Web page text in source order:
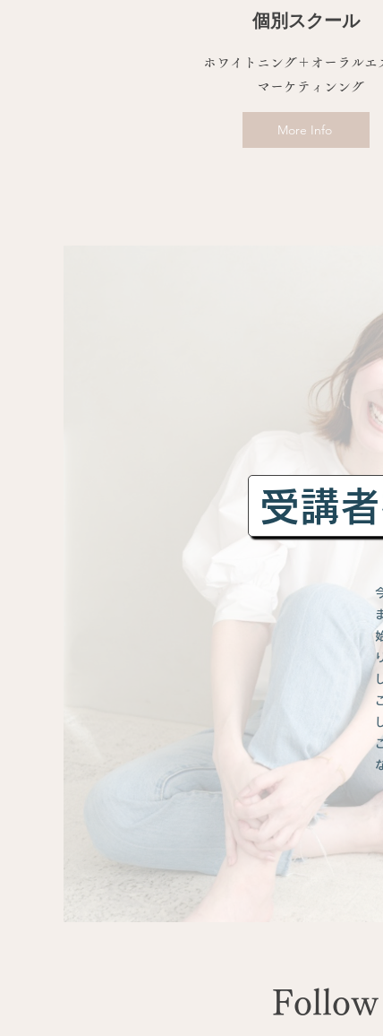
個別スクール
ホワイトニング＋オーラルエ
マーケティンング
More Info
受講